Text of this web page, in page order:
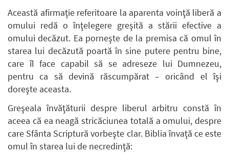
Această afirmaţie referitoare la aparenta voinţă liberă a
omului redă o înţelegere greşită a stării efective a
omului decăzut. Ea porneşte de la premisa că omul în
starea lui decăzută poartă în sine putere pentru bine,
care îl face capabil să se adreseze lui Dumnezeu,
pentru ca să devină răscumpărat – oricând el îşi
doreşte aceasta.
Greşeala învăţăturii despre liberul arbitru constă în
aceea că ea neagă stricăciunea totală a omului, despre
care Sfânta Scriptură vorbeşte clar. Biblia învaţă ce este
omul în starea lui de necredinţă: